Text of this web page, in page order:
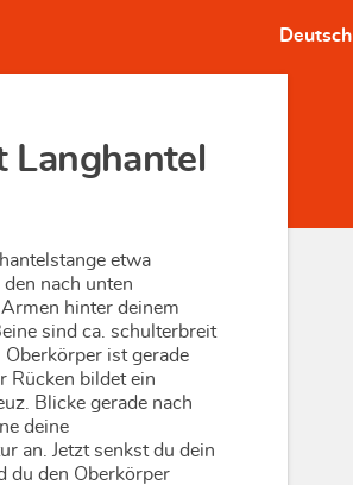
Deutsch
Langhantel
etwa
nach unten
hinter deinem
sind ca. schulterbreit
Oberkörper ist gerade
Rücken bildet ein
Blicke gerade nach
deine
an. Jetzt senkst du dein
du den Oberkörper